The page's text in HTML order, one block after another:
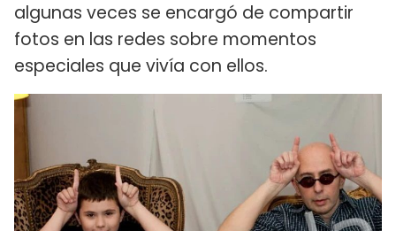
algunas veces se encargó de compartir
fotos en las redes sobre momentos
especiales que vivía con ellos.